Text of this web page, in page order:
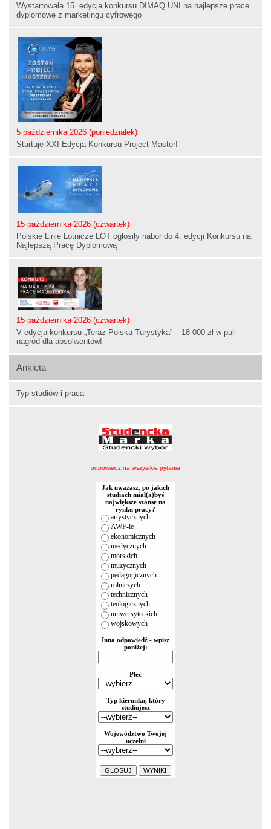
Wystartowała 15. edycja konkursu DIMAQ UNI na najlepsze prace
dyplomowe z marketingu cyfrowego
5 października 2026 (poniedziałek)
Startuje XXI Edycja Konkursu Project Master!
15 października 2026 (czwartek)
Polskie Linie Lotnicze LOT ogłosiły nabór do 4. edycji Konkursu na
Najlepszą Pracę Dyplomową
15 października 2026 (czwartek)
V edycja konkursu „Teraz Polska Turystyka” – 18 000 zł w puli
nagród dla absolwentów!
Ankieta
Typ studiów i praca
odpowiedz na wszystkie pytania